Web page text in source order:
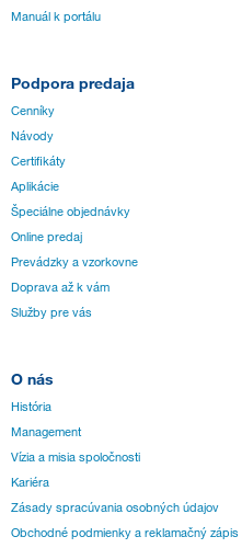
Manuál k portálu
Podpora predaja
Cenníky
Návody
Certifikáty
Aplikácie
Špeciálne objednávky
Online predaj
Prevádzky a vzorkovne
Doprava až k vám
Služby pre vás
O nás
História
Management
Vízia a misia spoločnosti
Kariéra
Zásady spracúvania osobných údajov
Obchodné podmienky a reklamačný zápis